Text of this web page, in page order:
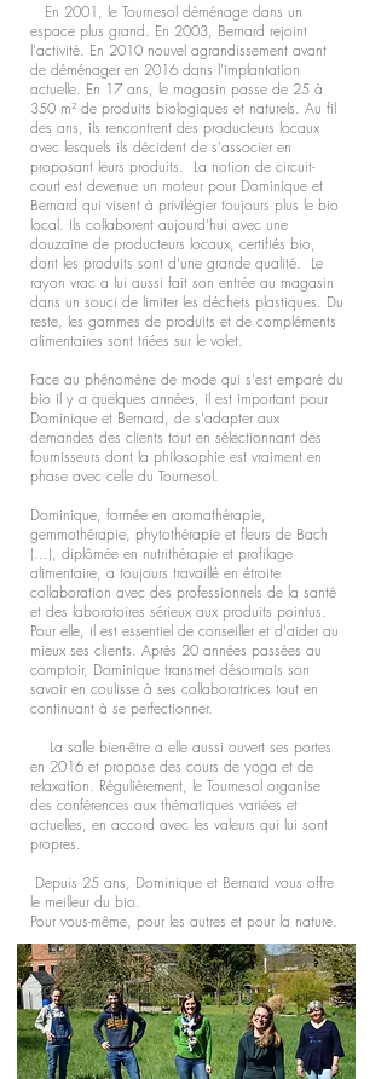
En 2001, le Tournesol déménage dans un
espace plus grand. En 2003, Bernard rejoint
l'activité. En 2010 nouvel agrandissement avant
de déménager en 2016 dans l'implantation
actuelle. En 17 ans, le magasin passe de 25 à
350 m² de produits biologiques et naturels. Au fil
des ans, ils rencontrent des producteurs locaux
avec lesquels ils décident de s'associer en
proposant leurs produits. La notion de circuit-
court est devenue un moteur pour Dominique et
Bernard qui visent à privilégier toujours plus le bio
local. Ils collaborent aujourd'hui avec une
douzaine de producteurs locaux, certifiés bio,
dont les produits sont d'une grande qualité. Le
rayon vrac a lui aussi fait son entrée au magasin
dans un souci de limiter les déchets plastiques. Du
reste, les gammes de produits et de compléments
alimentaires sont triées sur le volet.
Face au phénomène de mode qui s'est emparé du
bio il y a quelques années, il est important pour
Dominique et Bernard, de s'adapter aux
demandes des clients tout en sélectionnant des
fournisseurs dont la philosophie est vraiment en
phase avec celle du Tournesol.
Dominique, formée en aromathérapie,
gemmothérapie, phytothérapie et fleurs de Bach
(...), diplômée en nutrithérapie et profilage
alimentaire, a toujours travaillé en étroite
collaboration avec des professionnels de la santé
et des laboratoires sérieux aux produits pointus.
Pour elle, il est essentiel de conseiller et d'aider au
mieux ses clients. Après 20 années passées au
comptoir, Dominique transmet désormais son
savoir en coulisse à ses collaboratrices tout en
continuant à se perfectionner.
La salle bien-être a elle aussi ouvert ses portes
en 2016 et propose des cours de yoga et de
relaxation. Régulièrement, le Tournesol organise
des conférences aux thématiques variées et
actuelles, en accord avec les valeurs qui lui sont
propres.
Depuis 25 ans, Dominique et Bernard vous offre
le meilleur du bio.
Pour vous-même, pour les autres et pour la nature.